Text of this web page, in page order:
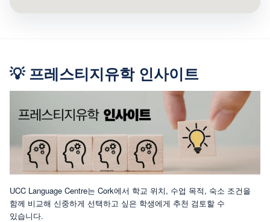
💡 프레스티지유학 인사이트
UCC Language Centre는 Cork에서 학교 위치, 수업 목적, 숙소 조건을
함께 비교해 신중하게 선택하고 싶은 학생에게 추천 검토할 수
있습니다.